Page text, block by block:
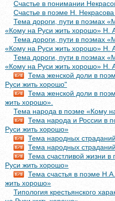
Счастье в понимании
Счастье в поэме Н.
Тема дороги, пути в поэмах
«Кому на Руси жить хорошо» Н.
Тема дороги, пути в поэмах
«Кому на Руси жить хорошо» Н.
Тема дороги, пути в поэмах
«Кому на Руси жить хорошо» Н.
Тема женской доли в
Руси жить хорошо"
Тема женской доли в
жить хорошо».
Тема народа в поэме «Кому
Тема народа и России в
Руси жить хорошо»
Тема народных
Тема народных
Тема счастливой жизни
Руси жить хорошо»
Тема счастья в поэме
жить хорошо»
Типология крестьянского